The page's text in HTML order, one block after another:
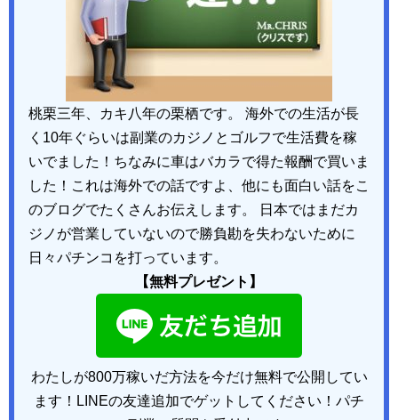
桃栗三年、カキ八年の栗栖です。 海外での生活が長
く10年ぐらいは副業のカジノとゴルフで生活費を稼
いでました！ちなみに車はバカラで得た報酬で買いま
した！これは海外での話ですよ、他にも面白い話をこ
のブログでたくさんお伝えします。 日本ではまだカ
ジノが営業していないので勝負勘を失わないために
日々パチンコを打っています。
【無料プレゼント】
わたしが800万稼いだ方法を今だけ無料で公開してい
ます！LINEの友達追加でゲットしてください！パチ